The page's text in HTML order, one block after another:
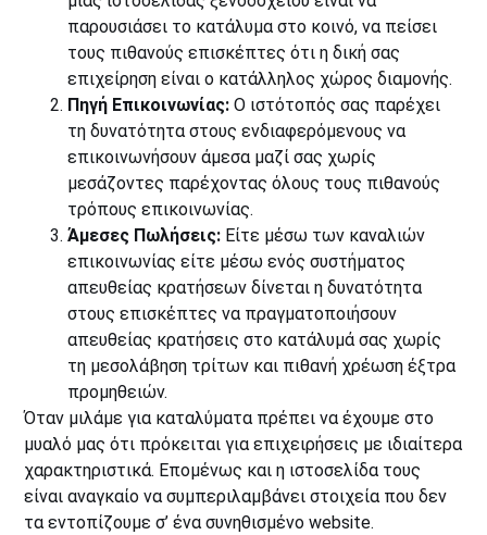
παρουσιάσει το κατάλυμα στο κοινό, να πείσει
τους πιθανούς επισκέπτες ότι η δική σας
επιχείρηση είναι ο κατάλληλος χώρος διαμονής.
Πηγή Επικοινωνίας: Ο ιστότοπός σας παρέχει
τη δυνατότητα στους ενδιαφερόμενους να
επικοινωνήσουν άμεσα μαζί σας χωρίς
μεσάζοντες παρέχοντας όλους τους πιθανούς
τρόπους επικοινωνίας.
Άμεσες Πωλήσεις: Είτε μέσω των καναλιών
επικοινωνίας είτε μέσω ενός συστήματος
απευθείας κρατήσεων δίνεται η δυνατότητα
στους επισκέπτες να πραγματοποιήσουν
απευθείας κρατήσεις στο κατάλυμά σας χωρίς
τη μεσολάβηση τρίτων και πιθανή χρέωση έξτρα
προμηθειών.
Όταν μιλάμε για καταλύματα πρέπει να έχουμε στο
μυαλό μας ότι πρόκειται για επιχειρήσεις με ιδιαίτερα
χαρακτηριστικά. Επομένως και η ιστοσελίδα τους
είναι αναγκαίο να συμπεριλαμβάνει στοιχεία που δεν
τα εντοπίζουμε σ’ ένα συνηθισμένο website.